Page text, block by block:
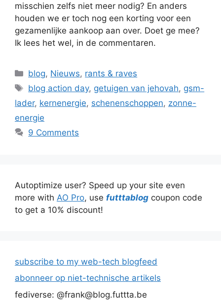
misschien zelfs niet meer nodig? En anders
houden we er toch nog een korting voor een
gezamenlijke aankoop aan over. Doet ge mee?
Ik lees het wel, in de commentaren.
Categories
blog, Nieuws, rants & raves
Tags
blog action day, getuigen van jehovah, gsm-
lader, kernenergie, schenenschoppen, zonne-
energie
9 Comments
Autoptimize user? Speed up your site even
more with AO Pro, use futttablog coupon code
to get a 10% discount!
subscribe to my web-tech blogfeed
abonneer op niet-technische artikels
fediverse: @frank@blog.futtta.be